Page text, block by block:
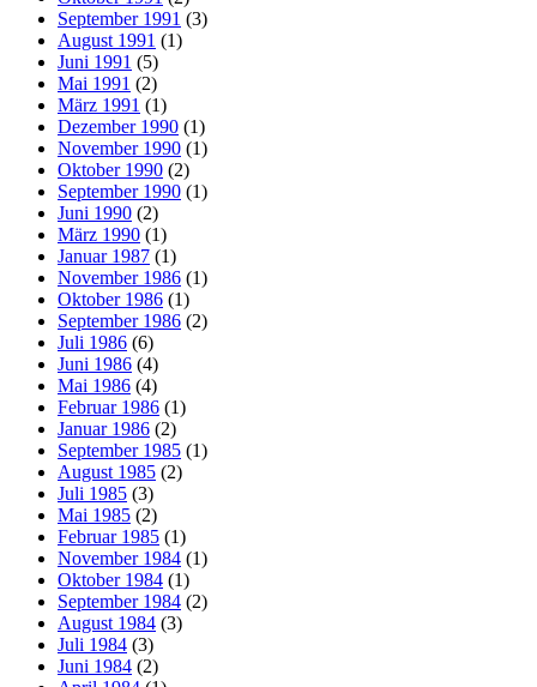
September 1991 (3)
August 1991 (1)
Juni 1991 (5)
Mai 1991 (2)
März 1991 (1)
Dezember 1990 (1)
November 1990 (1)
Oktober 1990 (2)
September 1990 (1)
Juni 1990 (2)
März 1990 (1)
Januar 1987 (1)
November 1986 (1)
Oktober 1986 (1)
September 1986 (2)
Juli 1986 (6)
Juni 1986 (4)
Mai 1986 (4)
Februar 1986 (1)
Januar 1986 (2)
September 1985 (1)
August 1985 (2)
Juli 1985 (3)
Mai 1985 (2)
Februar 1985 (1)
November 1984 (1)
Oktober 1984 (1)
September 1984 (2)
August 1984 (3)
Juli 1984 (3)
Juni 1984 (2)